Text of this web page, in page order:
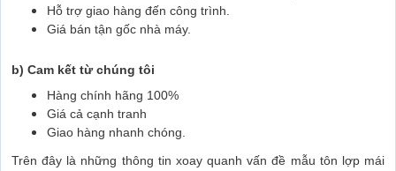
Hỗ trợ giao hàng đến công trình.
Giá bán tận gốc nhà máy.
b) Cam kết từ chúng tôi
Hàng chính hãng 100%
Giá cả cạnh tranh
Giao hàng nhanh chóng.
Trên đây là những thông tin xoay quanh vấn đề mẫu tôn lợp mái